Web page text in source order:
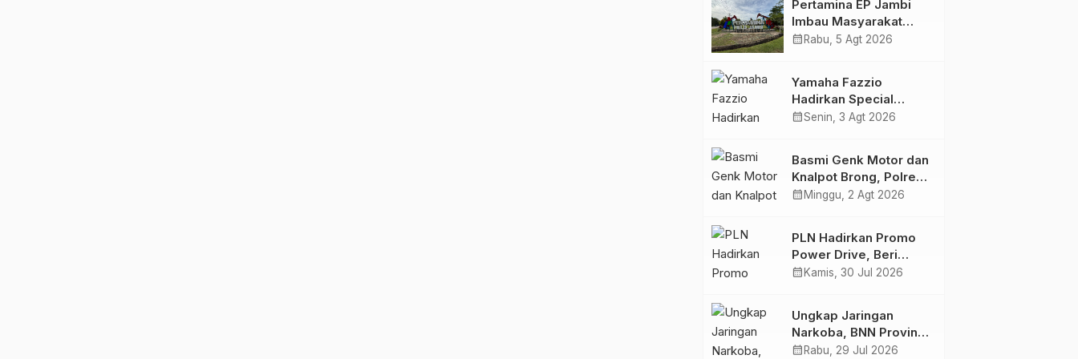
Pertamina EP Jambi
Imbau Masyarakat
Tidak Beraktivitas di
Bersama
calendar_month Rabu, 5 Agt 2026
Yamaha Fazzio
Hadirkan Special
Edition Sunset Blue,
Semakin Skena
calendar_monthSenin, 3 Agt 2026
Basmi Genk Motor dan
Knalpot Brong, Polres
Tanjab Barat Amankan
calendar_month Minggu, 2 Agt 2026
PLN Hadirkan Promo
Power Drive, Beri
Diskon Tambah Daya
calendar_month Kamis, 30 Jul 2026
Ungkap Jaringan
Narkoba, BNN Provinsi
Jambi dan Bea Cukai
calendar_month Rabu, 29 Jul 2026